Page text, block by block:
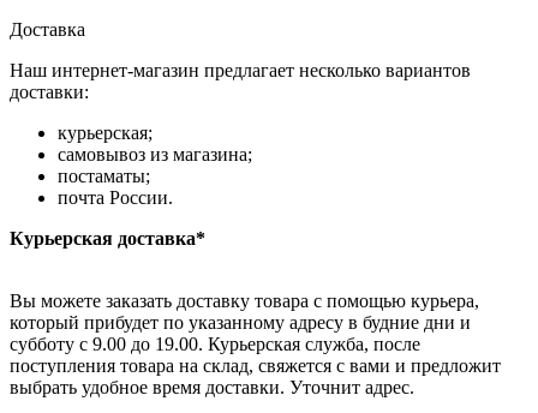
Доставка
Наш интернет-магазин предлагает несколько вариантов
доставки:
курьерская;
самовывоз из магазина;
постаматы;
почта России.
Курьерская доставка*
Вы можете заказать доставку товара с помощью курьера,
который прибудет по указанному адресу в будние дни и
субботу с 9.00 до 19.00. Курьерская служба, после
поступления товара на склад, свяжется с вами и предложит
выбрать удобное время доставки. Уточнит адрес.